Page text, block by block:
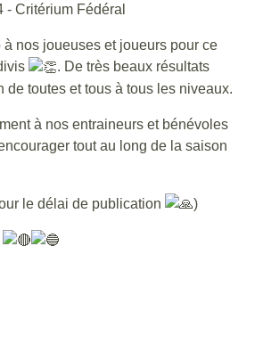
- Critérium Fédéral
nos joueuses et joueurs pour ce
. De très beaux résultats
de toutes et tous à tous les niveaux.
à nos entraineurs et bénévoles
tout au long de la saison
le délai de publication )